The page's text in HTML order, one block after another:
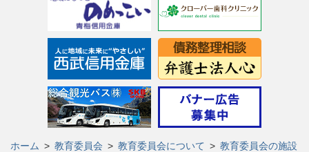
ホーム > 教育委員会 > 教育委員会について > 教育委員会の施設